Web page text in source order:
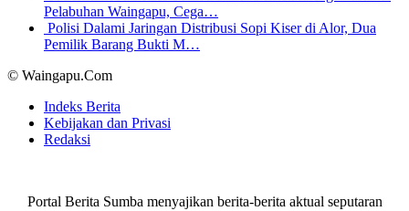
Pelabuhan Waingapu, Cega…
Polisi Dalami Jaringan Distribusi Sopi Kiser di Alor, Dua
Pemilik Barang Bukti M…
© Waingapu.Com
Indeks Berita
Kebijakan dan Privasi
Redaksi
Portal Berita Sumba menyajikan berita-berita aktual seputaran